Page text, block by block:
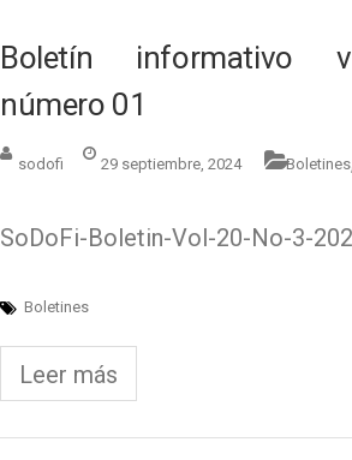
Boletín informativo
número 01
sodofi 29 septiembre, 2024 Boletines
SoDoFi-Boletin-Vol-20-No-3-
Boletines
Leer más